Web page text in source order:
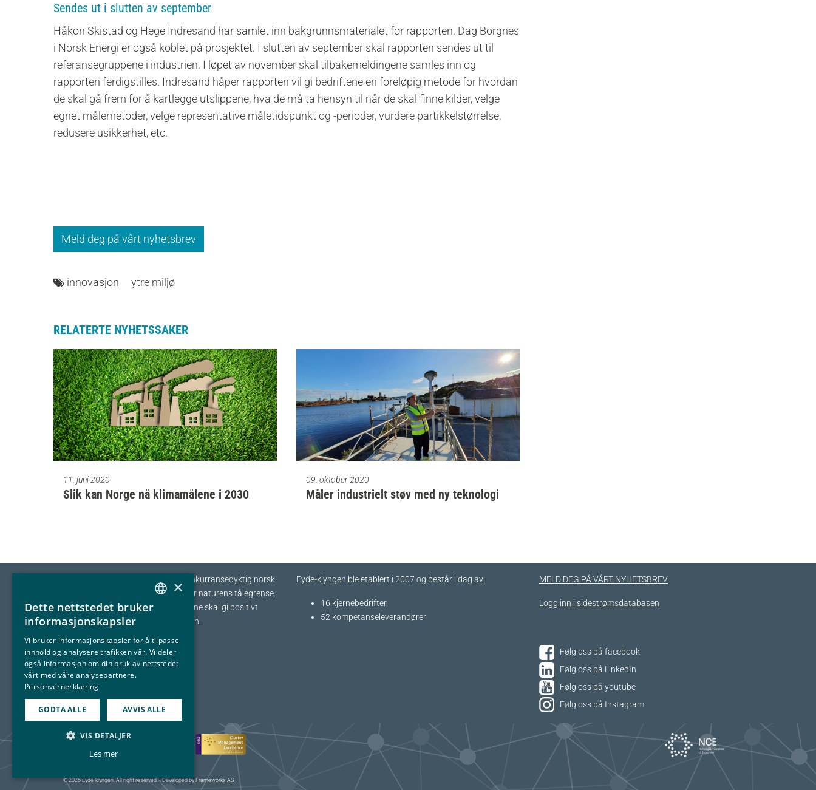
Sendes ut i slutten av september
Håkon Skistad og Hege Indresand har samlet inn bakgrunnsmaterialet for rapporten. Dag Borgnes
i Norsk Energi er også koblet på prosjektet. I slutten av september skal rapporten sendes ut til
referansegruppene i industrien. I løpet av november skal tilbakemeldingene samles inn og
rapporten ferdigstilles. Indresand håper rapporten vil gi bedriftene en foreløpig metode for hvordan
de skal gå frem for å kartlegge utslippene, hva de må ta hensyn til når de skal finne kilder, velge
egnet målemetoder, velge representative måletidspunkt og -perioder, vurdere partikkelstørrelse,
redusere usikkerhet, etc.
Meld deg på vårt nyhetsbrev
innovasjon ytre miljø
RELATERTE NYHETSSAKER
11. juni 2020
Slik kan Norge nå klimamålene i 2030
09. oktober 2020
Måler industrielt støv med ny teknologi
Eyde-klyngen skal sikre tilvekst og konkurransedyktig norsk
prosessindustri som opererer innenfor naturens tålegrense.
I fellesskap streber vi etter at bedriftene skal gi positivt
bidrag tilbake til samfunnet og naturen.
Eyde-klyngen ble etablert i 2007 og består i dag av:
16 kjernebedrifter​
52 kompetanseleverandører
MELD DEG PÅ VÅRT NYHETSBREV
Logg inn i sidestrømsdatabasen
Følg oss på facebook
Følg oss på LinkedIn
Følg oss på youtube
Følg oss på Instagram
© 2026 Eyde-klyngen. All right reserved. • Developed by Frameworks AS
NORWEGIAN
×
Dette nettstedet bruker
informasjonskapsler
Vi bruker informasjonskapsler for å tilpasse
innhold og analysere trafikken vår. Vi deler
også informasjon om din bruk av nettstedet
vårt med våre analysepartnere.
Personvernerklæring
GODTA ALLE AVVIS ALLE
VIS DETALJER
Les mer